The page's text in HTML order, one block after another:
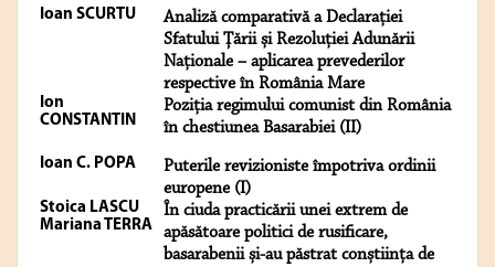
Ioan SCURTU
Analiză comparativă a Declarației
Sfatului Țării și Rezoluției Adunării
Naționale – aplicarea prevederilor
respective în România Mare
Ion
CONSTANTIN
Poziția regimului comunist din România
în chestiunea Basarabiei (II)
Ioan C. POPA
Puterile revizioniste împotriva ordinii
europene (I)
Stoica LASCU
Mariana TERRA
În ciuda practicării unei extrem de
apăsătoare politici de rusificare,
basarabenii și-au păstrat conștiința de